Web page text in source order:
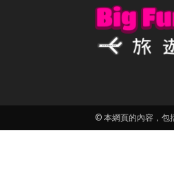
© 本網頁的內容，包